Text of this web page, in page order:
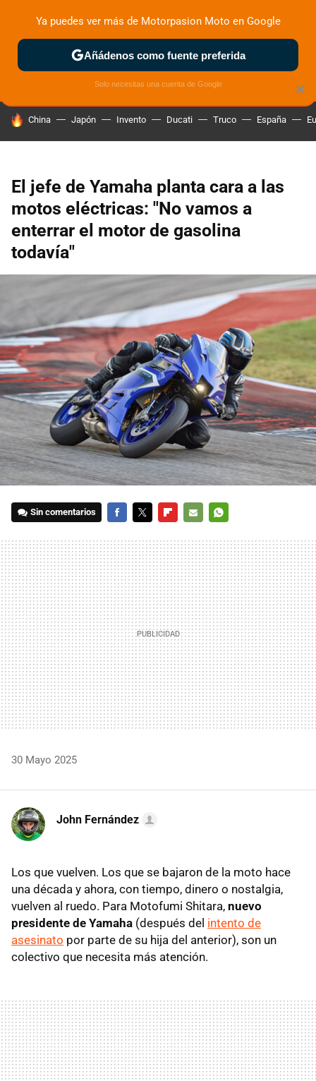
ZONA DE PRUEBAS DEPORTIVAS MOTOS ELÉCTRICAS
HOY SE HABLA DE
China Japón Invento Ducati Truco España
El jefe de Yamaha planta cara a las
motos eléctricas: "No vamos a
enterrar el motor de gasolina
todavía"
Sin comentarios
MAIL
30 Mayo 2025
John Fernández
Los que vuelven. Los que se bajaron de la moto hace
una década y ahora, con tiempo, dinero o nostalgia,
vuelven al ruedo. Para Motofumi Shitara, nuevo
presidente de Yamaha (después del intento de
asesinato por parte de su hija del anterior), son un
colectivo que necesita más atención.
×
Ya puedes ver más de Motorpasion Moto en Google
Añádenos como fuente preferida
Solo necesitas una cuenta de Google